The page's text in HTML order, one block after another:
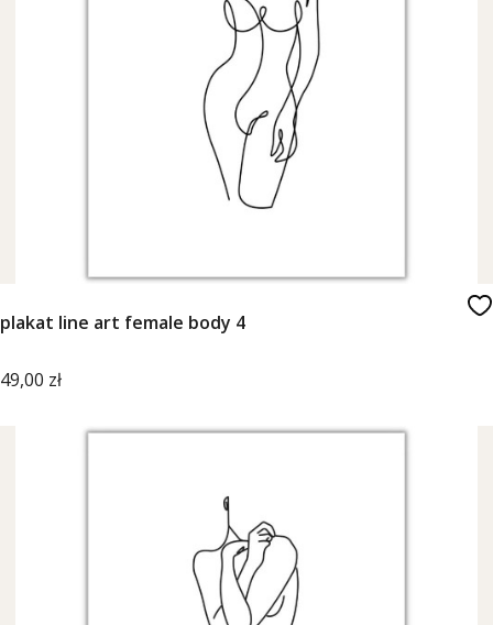
plakat line art female body 4
Cena
49,00 zł